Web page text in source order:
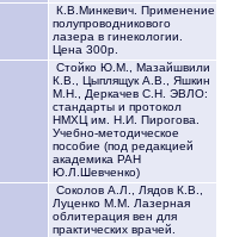
К.В.Минкевич. Применение
полупроводникового
лазера в гинекологии.
Цена 300р.
Стойко Ю.М., Мазайшвили
К.В., Цыплящук А.В., Яшкин
М.Н., Деркачев С.Н. ЭВЛО:
стандарты и протокол
НМХЦ им. Н.И. Пирогова.
Учебно-методическое
пособие (под редакцией
академика РАН
Ю.Л.Шевченко)
Соколов А.Л., Лядов К.В.,
Луценко М.М. Лазерная
облитерация вен для
практических врачей.